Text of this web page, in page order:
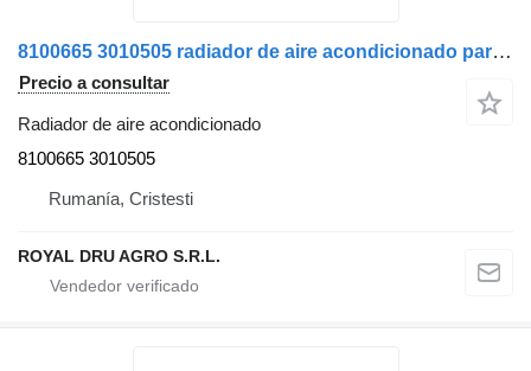
8100665 3010505 radiador de aire acondicionado para Scania camión
Precio a consultar
Radiador de aire acondicionado
8100665 3010505
Rumanía, Cristesti
ROYAL DRU AGRO S.R.L.